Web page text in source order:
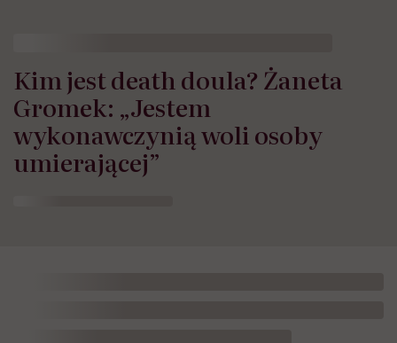
Kim jest death doula? Żaneta
Gromek: „Jestem
wykonawczynią woli osoby
umierającej”